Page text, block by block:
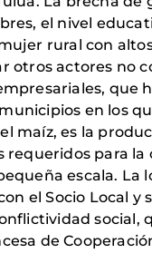
el nivel
rural con
otros actores no
en los
maíz, es la
requeridos para
escala.
el Socio Local
social,
de